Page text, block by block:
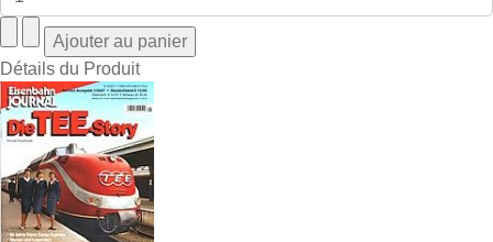
Détails du Produit